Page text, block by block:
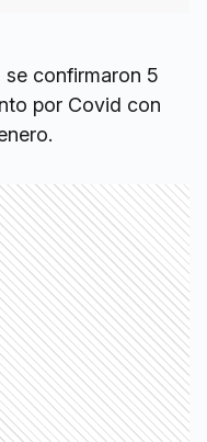
se confirmaron 5
por Covid con